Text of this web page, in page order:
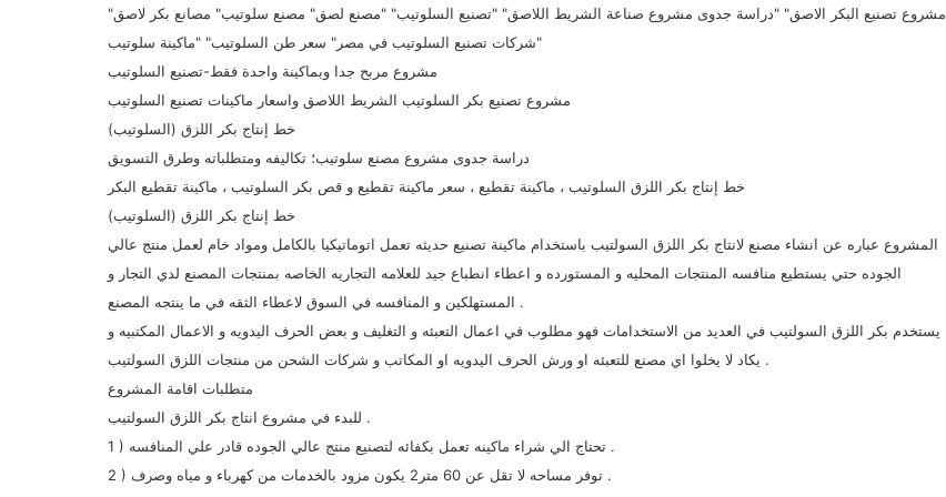
مشروع تصنيع البكر الاصق" "دراسة جدوى مشروع صناعة الشريط اللاصق" "تصنيع السلوتيب" "مصنع لصق" مصنع سلوتيب" مصانع بكر لاصق"
شركات تصنيع السلوتيب في مصر" سعر طن السلوتيب" "ماكينة سلوتيب"
مشروع مربح جدا وبماكينة واحدة فقط-تصنيع السلوتيب
مشروع تصنيع بكر السلوتيب الشريط اللاصق واسعار ماكينات تصنيع السلوتيب
خط إنتاج بكر اللزق (السلوتيب)
دراسة جدوى مشروع مصنع سلوتيب؛ تكاليفه ومتطلباته وطرق التسويق
خط إنتاج بكر اللزق السلوتيب ، ماكينة تقطيع ، سعر ماكينة تقطيع و قص بكر السلوتيب ، ماكينة تقطيع البكر
خط إنتاج بكر اللزق (السلوتيب)
المشروع عباره عن انشاء مصنع لانتاج بكر اللزق السولتيب باستخدام ماكينة تصنيع حديثه تعمل اتوماتيكيا بالكامل ومواد خام لعمل منتج عالي
الجوده حتي يستطيع منافسه المنتجات المحليه و المستورده و اعطاء انطباع جيد للعلامه التجاريه الخاصه بمنتجات المصنع لدي التجار و
المستهلكين و المنافسه في السوق لاعطاء الثقه في ما ينتجه المصنع .
يستخدم بكر اللزق السولتيب في العديد من الاستخدامات فهو مطلوب في اعمال التعبئه و التغليف و بعض الحرف اليدويه و الاعمال المكتبيه و
يكاد لا يخلوا اي مصنع للتعبئه او ورش الحرف اليدويه او المكاتب و شركات الشحن من منتجات اللزق السولتيب .
متطلبات اقامة المشروع
للبدء في مشروع انتاج بكر اللزق السولتيب .
1 ) تحتاج الي شراء ماكينه تعمل بكفائه لتصنيع منتج عالي الجوده قادر علي المنافسه .
2 ) توفر مساحه لا تقل عن 60 متر2 يكون مزود بالخدمات من كهرباء و مياه وصرف .